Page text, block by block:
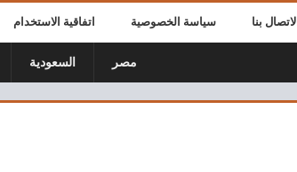
الاتصال بنا سياسة الخصوصية اتفاقية الاستخدام
مصر السعودية